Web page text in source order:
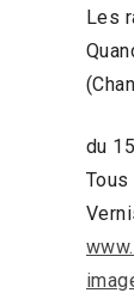
Les
du